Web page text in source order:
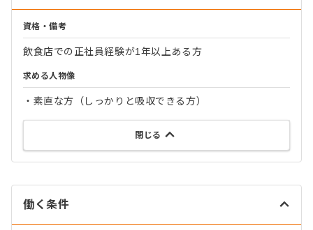
資格・備考
飲食店での正社員経験が1年以上ある方
求める人物像
・素直な方（しっかりと吸収できる方）
閉じる
働く条件